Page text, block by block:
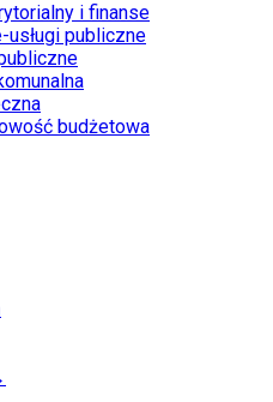
i finanse
usługi publiczne
budżetowa